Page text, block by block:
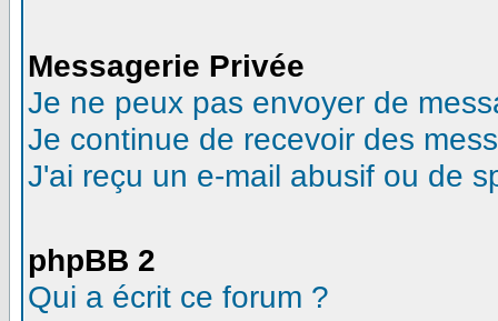
Messagerie Privée
Je ne peux pas envoyer de
Je continue de recevoir des
J'ai reçu un e-mail abusif ou de
phpBB 2
Qui a écrit ce forum ?